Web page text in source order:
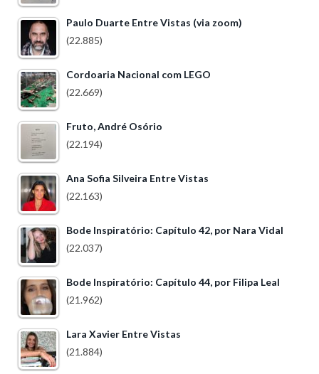
Paulo Duarte Entre Vistas (via zoom)
(22.885)
Cordoaria Nacional com LEGO
(22.669)
Fruto, André Osório
(22.194)
Ana Sofia Silveira Entre Vistas
(22.163)
Bode Inspiratório: Capítulo 42, por Nara Vidal
(22.037)
Bode Inspiratório: Capítulo 44, por Filipa Leal
(21.962)
Lara Xavier Entre Vistas
(21.884)